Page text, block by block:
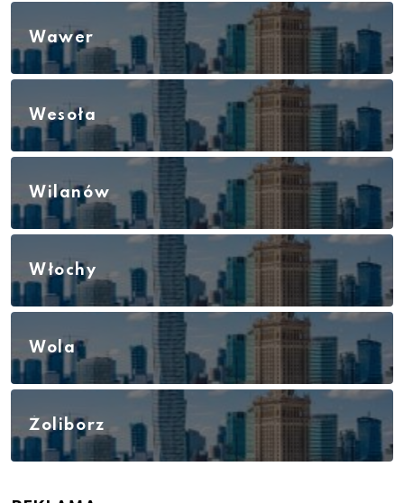
Wawer
Wesoła
Wilanów
Włochy
Wola
Żoliborz